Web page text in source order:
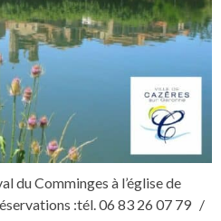
du Comminges à l’église de
:tél. 06 83 26 07 79 /